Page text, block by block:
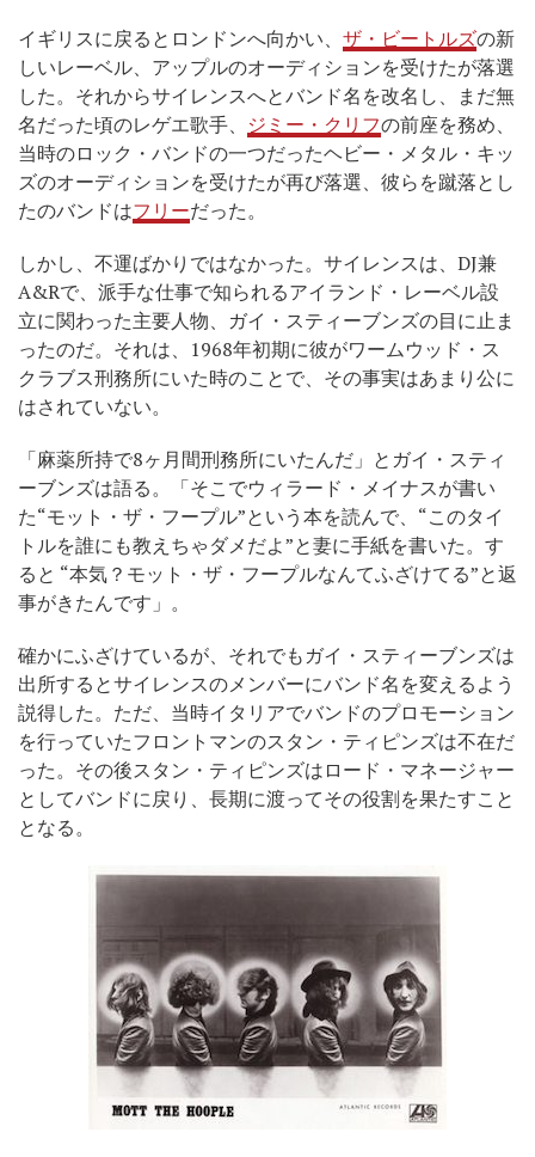
イギリスに戻るとロンドンへ向かい、 ザ・ビートルズの新
しいレーベル、アップルのオーディションを受けたが落選
した。それからサイレンスへとバンド名を改名し、まだ無
名だった頃のレゲエ歌手、 ジミー・クリフの前座を務め、
当時のロック・バンドの一つだったヘビー・メタル・キッ
ズのオーディションを受けたが再び落選、彼らを蹴落とし
たのバンドはフリーだった。
しかし、不運ばかりではなかった。サイレンスは、DJ兼
A&Rで、派手な仕事で知られるアイランド・レーベル設
立に関わった主要人物、ガイ・スティーブンズの目に止ま
ったのだ。それは、1968年初期に彼がワームウッド・ス
クラブス刑務所にいた時のことで、その事実はあまり公に
はされていない。
「麻薬所持で8ヶ月間刑務所にいたんだ」とガイ・スティ
ーブンズは語る。「そこでウィラード・メイナスが書い
た“モット・ザ・フープル”という本を読んで、“このタイ
トルを誰にも教えちゃダメだよ”と妻に手紙を書いた。す
ると “本気？モット・ザ・フープルなんてふざけてる”と返
事がきたんです」。
確かにふざけているが、それでもガイ・スティーブンズは
出所するとサイレンスのメンバーにバンド名を変えるよう
説得した。ただ、当時イタリアでバンドのプロモーション
を行っていたフロントマンのスタン・ティピンズは不在だ
った。その後スタン・ティピンズはロード・マネージャー
としてバンドに戻り、長期に渡ってその役割を果たすこと
となる。